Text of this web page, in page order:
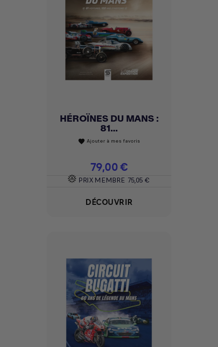
HÉROÏNES DU MANS :
81...
favorite Ajouter à mes favoris
Prix
79,00 €
PRIX MEMBRE 75,05 €
DÉCOUVRIR